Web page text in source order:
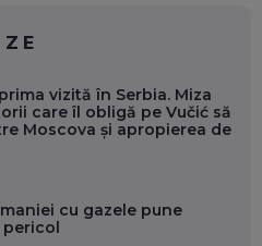
vizită în Serbia. Miza
care îl obligă pe Vučić să
Moscova și apropierea de
cu gazele pune
pericol